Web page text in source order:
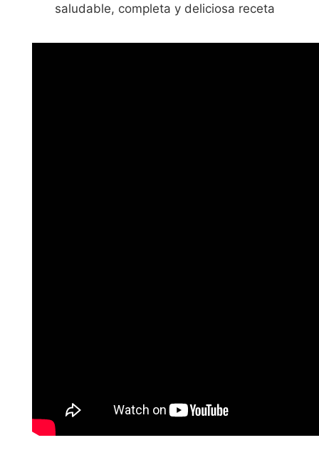
saludable, completa y deliciosa receta